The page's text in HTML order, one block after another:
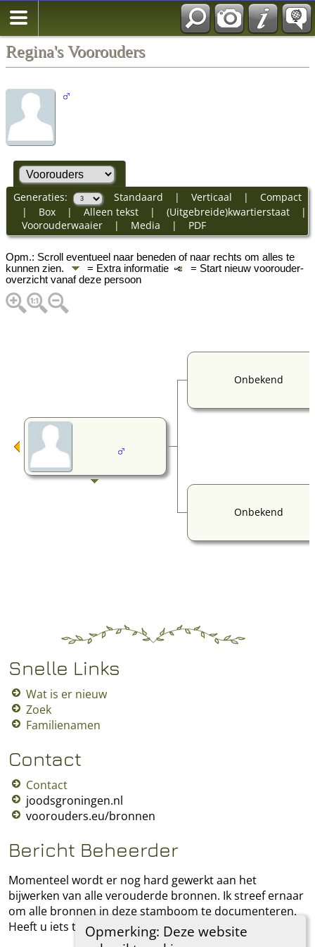
Regina's Voorouders
Opmerking: Deze website
Generaties: Standaard | Verticaal | Compact
| Box| Alleen tekst| (Uitgebreide)kwartierstaat|
Voorouderwaaier| Media | PDF
Opm.: Scroll eventueel naar beneden of naar rechts om alles te
kunnen zien.
= Extra informatie
= Start nieuw voorouder-
overzicht vanaf deze persoon
Onbekend
Onbekend
Snelle Links
Wat is er nieuw
Zoek
Familienamen
Contact
Contact
joodsgroningen.nl
voorouders.eu/bronnen
Bericht Beheerder
Momenteel wordt er nog hard gewerkt aan het
bijwerken van alle verouderde bronnen. Ik streef ernaar
om alle bronnen in deze stamboom te documenteren.
Heeft u iets toe te voegen, laat het mij dan weten.